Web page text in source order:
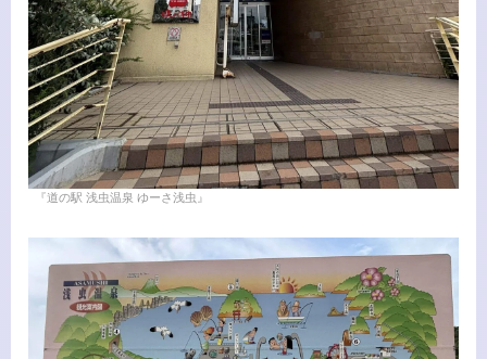
『道の駅 浅虫温泉 ゆーさ浅虫』